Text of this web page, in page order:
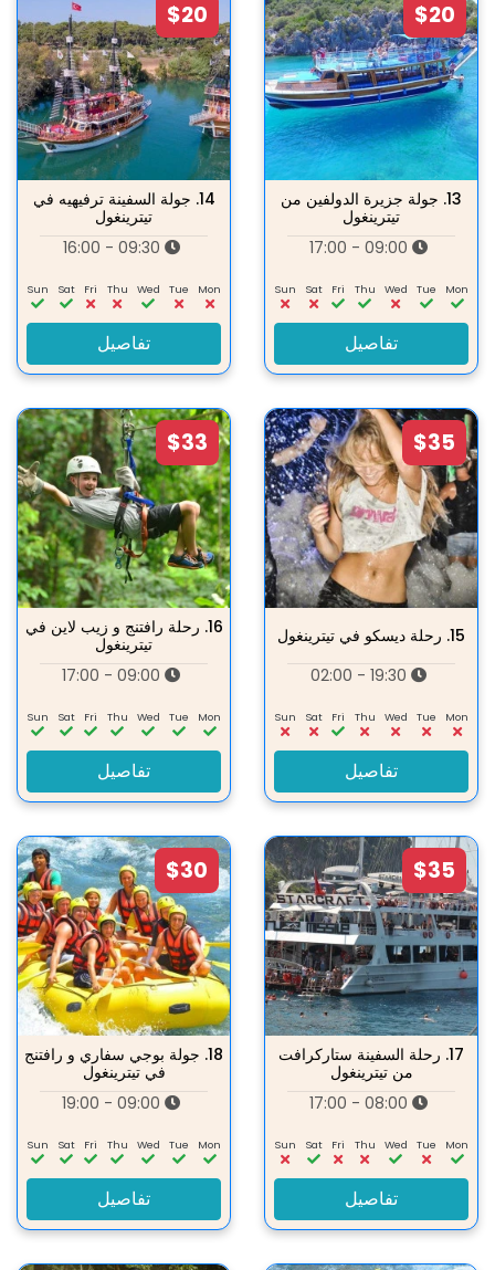
$20
13. جولة جزيرة الدولفين من
تيترينغول
Mon
Tue
Wed
Thu
Fri
Sat
Sun
تفاصيل
$20
14. جولة السفينة ترفيهيه في
تيترينغول
Mon
Tue
Wed
Thu
Fri
Sat
Sun
تفاصيل
$35
15. رحلة ديسكو في تيترينغول
Mon
Tue
Wed
Thu
Fri
Sat
Sun
تفاصيل
$33
16. رحلة رافتنج و زيب لاين في
تيترينغول
Mon
Tue
Wed
Thu
Fri
Sat
Sun
تفاصيل
$35
17. رحلة السفينة ستاركرافت
من تيترينغول
Mon
Tue
Wed
Thu
Fri
Sat
Sun
تفاصيل
$30
18. جولة بوجي سفاري و رافتنج
في تيترينغول
Mon
Tue
Wed
Thu
Fri
Sat
Sun
تفاصيل